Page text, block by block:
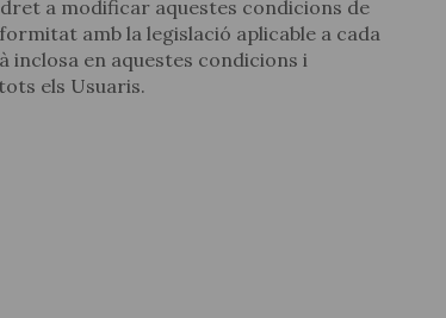
dret a modificar aquestes condicions de
amb la legislació aplicable a cada
inclosa en aquestes condicions i
els Usuaris.